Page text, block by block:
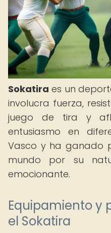
Sokatira es un
involucra fuerza,
juego de tira y
entusiasmo en
Vasco y ha ganado
mundo por su
emocionante.
Equipamiento y
el Sokatira